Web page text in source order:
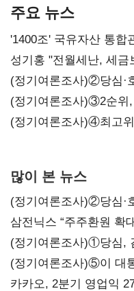
주요 뉴스
'1400조' 국유자산 통
구조혁신
성기홍 "전월세난, 세
시사
(정기여론조사)②당심·
(정기여론조사)③2순위
'한 자릿수'
(정기여론조사)④최고
많이 본 뉴스
(정기여론조사)②당심·
삼전닉스 “주주환원 확
보내
(정기여론조사)①당심,
지지도 '50% 아래로'(종
(정기여론조사)⑤이 대
만에 다시 40%대
카카오, 2분기 영업익